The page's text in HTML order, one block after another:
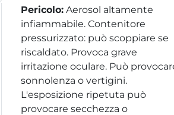
Pericolo: Aerosol altamente
infiammabile. Contenitore
pressurizzato: può scoppiare se
riscaldato. Provoca grave
irritazione oculare. Può
sonnolenza o vertigini.
L'esposizione ripetuta può
provocare secchezza o